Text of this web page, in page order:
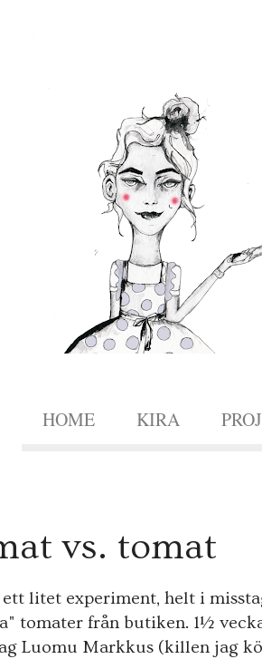
HOME KIRA
vs. tomat
litet experiment, helt i
tomater från butiken. 1½
Luomu Markkus (killen jag